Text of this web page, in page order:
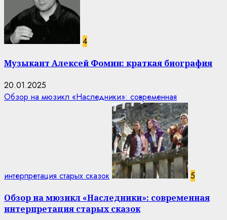
4
Музыкант Алексей Фомин: краткая биография
20.01.2025
Обзор на мюзикл «Наследники»: современная
интерпретация старых сказок 5
Обзор на мюзикл «Наследники»: современная
интерпретация старых сказок